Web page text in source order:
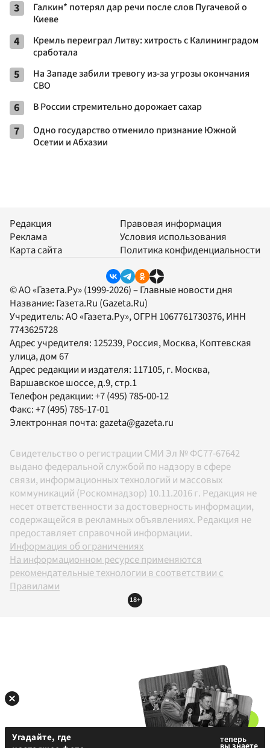
3
Галкин* потерял дар речи после слов Пугачевой о
Киеве
4
Кремль переиграл Литву: хитрость с Калининградом
сработала
5
На Западе забили тревогу из-за угрозы окончания
СВО
6 В России стремительно дорожает сахар
7
Одно государство отменило признание Южной
Осетии и Абхазии
Редакция
Реклама
Карта сайта
Правовая информация
Условия использования
Политика конфиденциальности
© АО «Газета.Ру» (1999-2026) – Главные новости дня
Название: Газета.Ru (Gazeta.Ru)
Учредитель:АО «Газета.Ру», ОГРН 1067761730376, ИНН
7743625728
Адрес учредителя: 125239, Россия, Москва, Коптевская
улица, дом 67
Адрес редакции и издателя: 117105, г. Москва,
Варшавское шоссе, д.9, стр.1
Телефон редакции:+7 (495) 785-00-12
Факс:+7 (495) 785-17-01
Электронная почта:gazeta@gazeta.ru
Свидетельство о регистрации СМИ Эл № ФС77-67642
выдано федеральной службой по надзору в сфере
связи, информационных технологий и массовых
коммуникаций (Роскомнадзор) 10.11.2016 г. Редакция не
несет ответственности за достоверность информации,
содержащейся в рекламных объявлениях. Редакция не
предоставляет справочной информации.
Информация об ограничениях
На информационном ресурсе применяются
рекомендательные технологии в соответствии с
Правилами
18+
Угадайте, где